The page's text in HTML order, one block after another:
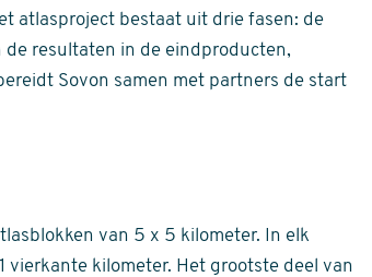
atlasproject bestaat uit drie fasen: de
resultaten in de eindproducten,
Sovon samen met partners de start
van 5 x 5 kilometer. In elk
vierkante kilometer. Het grootste deel van